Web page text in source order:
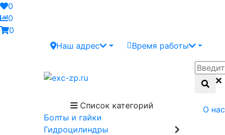
0
0
0
Наш адрес
Время работы
Список категорий
Болты и гайки
Гидроцилиндры
О нас